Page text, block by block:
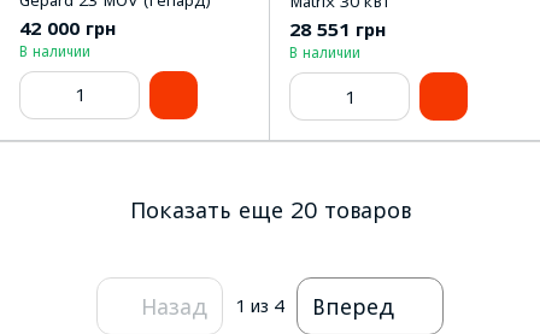
42 000 грн
В наличии
28 551 грн
В наличии
Показать еще 20 товаров
Назад 1 из 4 Вперед